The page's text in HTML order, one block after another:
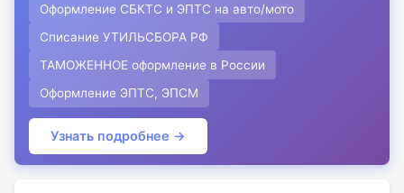
Оформление СБКТС и ЭПТС на авто/мото
Списание УТИЛЬСБОРА РФ
ТАМОЖЕННОЕ оформление в России
Оформление ЭПТС, ЭПСМ
Узнать подробнее →